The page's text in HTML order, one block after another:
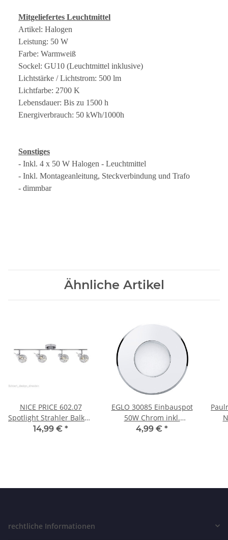
Mitgeliefertes Leuchtmittel
Artikel: Halogen
Leistung: 50 W
Farbe: Warmweiß
Sockel: GU10 (Leuchtmittel inklusive)
Lichtstärke / Lichtstrom: 500 lm
Lichtfarbe: 2700 K
Lebensdauer: Bis zu 1500 h
Energiverbrauch: 50 kWh/1000h
Sonstiges
- Inkl. 4 x 50 W Halogen - Leuchtmittel
- Inkl. Montageanleitung, Steckverbindung und Trafo
- dimmbar
Ähnliche Artikel
NICE PRICE 602.07
Spotlight Strahler Balken
4x33W Chrom G9 230V
14,99 € *
EGLO 30085 Einbauspot
50W Chrom inkl.
Leuchtmittel
4,99 € *
rechtliche Informationen